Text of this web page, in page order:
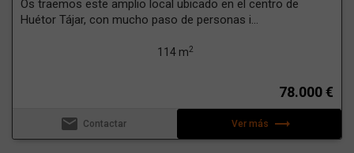
Os traemos este amplio local ubicado en el centro de
Huétor Tájar, con mucho paso de personas i...
114 m2
78.000 €
email Contactar Ver más trending_flat